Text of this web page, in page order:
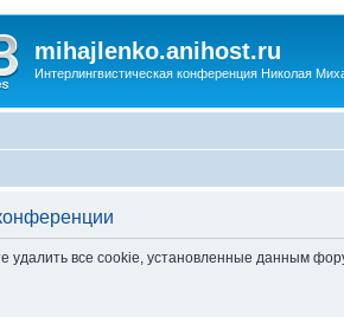
mihajlenko.anihost.ru
Интерлингвистическая конференция Николая
удалить все cookie, установленные данным